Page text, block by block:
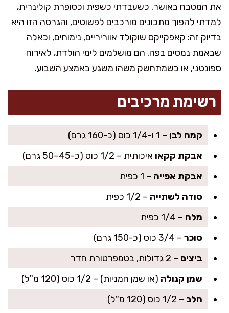
את המטבח באושר. כשעבדתי כשפית וכסופרת קולינרית,
למדתי להפוך מתכונים מורכבים לפשוטים, והגרסה הזו היא
בדיוק זה: קאפקייקס שוקולד אווריריים, נימוחים, וכאלה
שבאמת נמסים בפה. הם מושלמים לימי הולדת, לאירוח
ספונטני, או כשמתחשק משהו משגע באמצע השבוע.
רשימת מרכיבים
קמח לבן – 1 ו-1/4 כוס (כ-160 גרם)
אבקת קקאו איכותית – 1/2 כוס (כ-45–50 גרם)
אבקת אפייה – 1 כפית
סודה לשתייה – 1/2 כפית
מלח – 1/4 כפית
סוכר – 3/4 כוס (כ-150 גרם)
ביצים – 2 גדולות, בטמפרטורת חדר
שמן קנולה (או שמן חמניות) – 1/2 כוס (120 מ"ל)
חלב – 1/2 כוס (120 מ"ל)